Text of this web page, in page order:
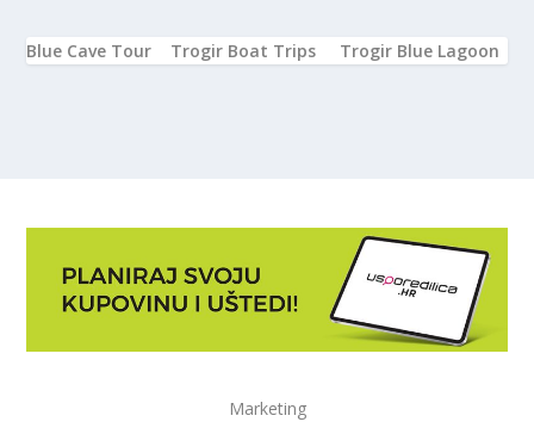
Blue Cave Tour Trogir Boat Trips Trogir Blue Lagoon
Marketing